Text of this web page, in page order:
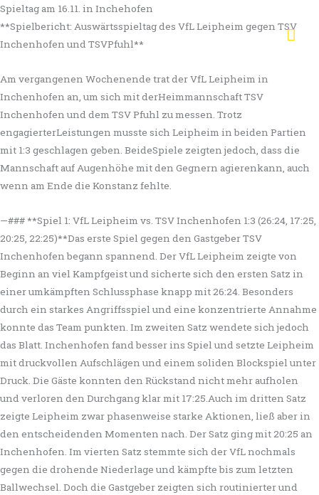
Zum
Inhalt
springen
Spieltag am 16.11. in Inchehofen
**Spielbericht: Auswärtsspieltag des VfL Leipheim gegen TSV
Inchenhofen und TSVPfuhl**
Am vergangenen Wochenende trat der VfL Leipheim in
Inchenhofen an, um sich mit derHeimmannschaft TSV
Inchenhofen und dem TSV Pfuhl zu messen. Trotz
engagierterLeistungen musste sich Leipheim in beiden Partien
mit 1:3 geschlagen geben. BeideSpiele zeigten jedoch, dass die
Mannschaft auf Augenhöhe mit den Gegnern agierenkann, auch
wenn am Ende die Konstanz fehlte.
—### **Spiel 1: VfL Leipheim vs. TSV Inchenhofen 1:3 (26:24, 17:25,
20:25, 22:25)**Das erste Spiel gegen den Gastgeber TSV
Inchenhofen begann spannend. Der VfL Leipheim zeigte von
Beginn an viel Kampfgeist und sicherte sich den ersten Satz in
einer umkämpften Schlussphase knapp mit 26:24. Besonders
durch ein starkes Angriffsspiel und eine konzentrierte Annahme
konnte das Team punkten. Im zweiten Satz wendete sich jedoch
das Blatt. Inchenhofen fand besser ins Spiel und setzte Leipheim
mit druckvollen Aufschlägen und einem soliden Blockspiel unter
Druck. Die Gäste konnten den Rückstand nicht mehr aufholen
und verloren den Durchgang klar mit 17:25.Auch im dritten Satz
zeigte Leipheim zwar phasenweise starke Aktionen, ließ aber in
den entscheidenden Momenten nach. Der Satz ging mit 20:25 an
Inchenhofen. Im vierten Satz stemmte sich der VfL nochmals
gegen die drohende Niederlage und kämpfte bis zum letzten
Ballwechsel. Doch die Gastgeber zeigten sich routinierter und